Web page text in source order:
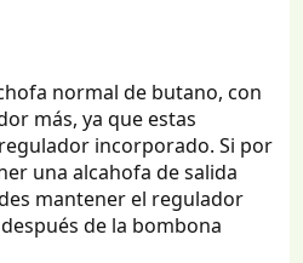
normal de butano, con
más, ya que estas
incorporado. Si por
una alcahofa de salida
mantener el regulador
de la bombona